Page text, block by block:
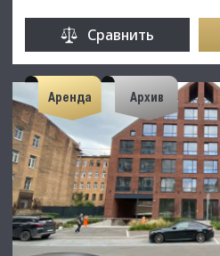
Сравнить
Аренда Архив